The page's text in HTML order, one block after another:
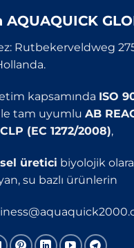
AQUAQUICK
Rutbekerveldweg
kapsamında ISO
tam uyumlu AB
CLP (EC 1272/2008),
üretici biyolojik
su bazlı ürünlerin